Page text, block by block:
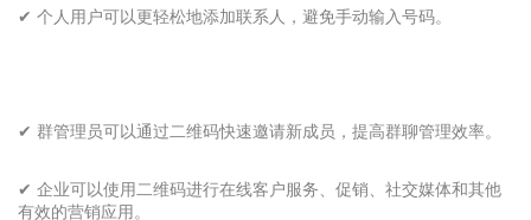
✔ 个人用户可以更轻松地添加联系人，避免手动输入号码。
✔ 群管理员可以通过二维码快速邀请新成员，提高群聊管理效率。
✔ 企业可以使用二维码进行在线客户服务、促销、社交媒体和其他
有效的营销应用。